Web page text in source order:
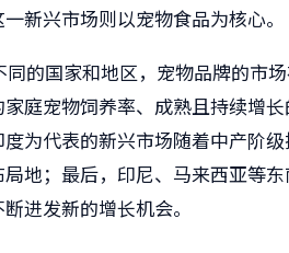
新兴市场则以宠物食品为核心。
的国家和地区，宠物品牌的市
庭宠物饲养率、成熟且持续增长
为代表的新兴市场随着中产阶
地；最后，印尼、马来西亚等
进发新的增长机会。